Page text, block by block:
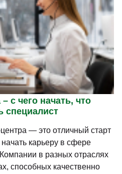
с чего начать, что
специалист
— это отличный старт
карьеру в сфере
в разных отраслях
способных качественно